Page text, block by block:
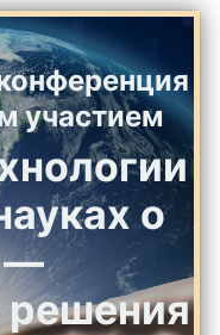
участием
о
—